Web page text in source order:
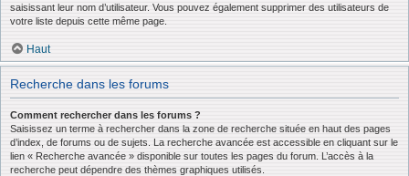
saisissant leur nom d’utilisateur. Vous pouvez également supprimer des utilisateurs de
votre liste depuis cette même page.
Haut
Recherche dans les forums
Comment rechercher dans les forums ?
Saisissez un terme à rechercher dans la zone de recherche située en haut des pages
d’index, de forums ou de sujets. La recherche avancée est accessible en cliquant sur le
lien « Recherche avancée » disponible sur toutes les pages du forum. L’accès à la
recherche peut dépendre des thèmes graphiques utilisés.